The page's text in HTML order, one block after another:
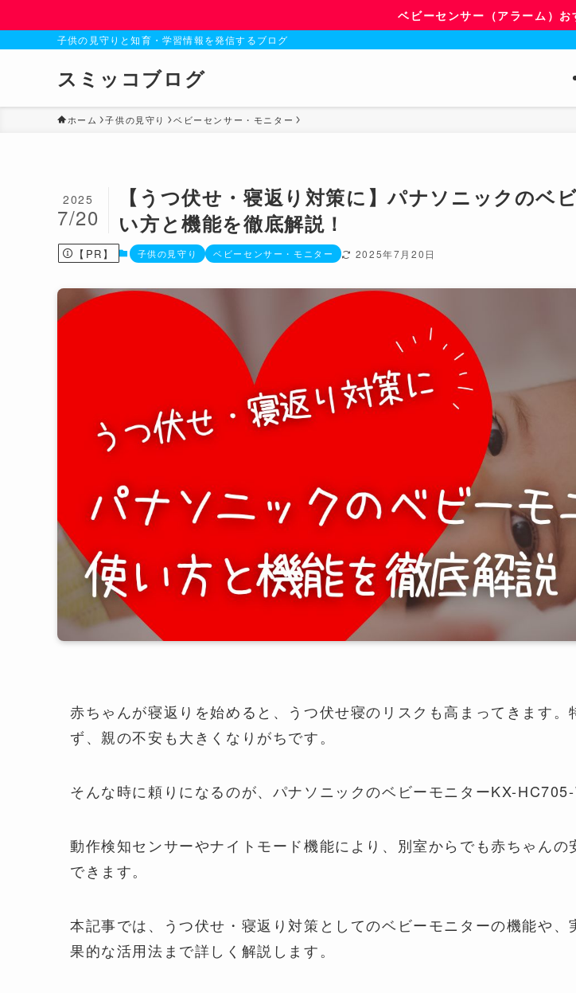
ベビーセンサー（アラーム）
子供の見守りと知育・学習情報を発信するブログ
スミッコブログ
ホーム 子供の見守り ベビーセンサー・モニター
【うつ伏せ・寝返り対策に】パナソニックのベ
い方と機能を徹底解説！
2025
7/20
【PR】 子供の見守り ベビーセンサー・モニター 2025年7月20日
赤ちゃんが寝返りを始めると、うつ伏せ寝のリスクも高まってきます。
ず、親の不安も大きくなりがちです。
そんな時に頼りになるのが、パナソニックのベビーモニターKX-HC705-
動作検知センサーやナイトモード機能により、別室からでも赤ちゃんの
できます。
本記事では、うつ伏せ・寝返り対策としてのベビーモニターの機能や、
果的な活用法まで詳しく解説します。